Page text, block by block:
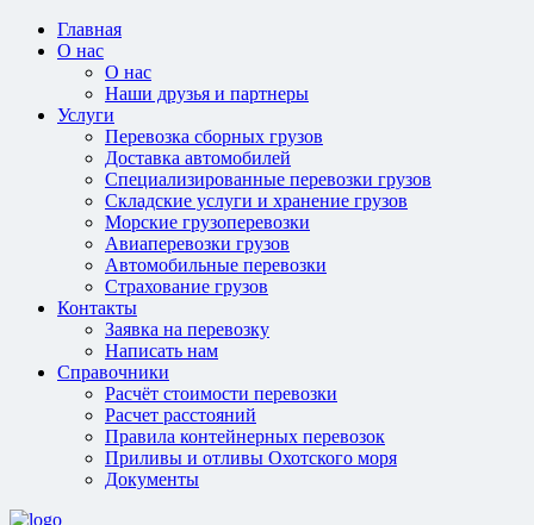
Главная
О нас
О нас
Наши друзья и партнеры
Услуги
Перевозка сборных грузов
Доставка автомобилей
Специализированные перевозки грузов
Складские услуги и хранение грузов
Морские грузоперевозки
Авиаперевозки грузов
Автомобильные перевозки
Страхование грузов
Контакты
Заявка на перевозку
Написать нам
Справочники
Расчёт стоимости перевозки
Расчет расстояний
Правила контейнерных перевозок
Приливы и отливы Охотского моря
Документы